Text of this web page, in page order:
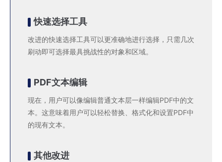
快速选择工具
改进的快速选择工具可以更准确地进行选择，只需几次
刷动即可选择最具挑战性的对象和区域。
PDF文本编辑
现在，用户可以像编辑普通文本层一样编辑PDF中的文
本。这意味着用户可以轻松替换、格式化和设置PDF中
的现有文本。
其他改进